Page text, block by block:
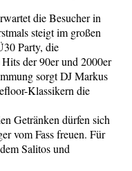
die Besucher in
steigt im großen
Party, die
der 90er und 2000er
sorgt DJ Markus
Klassikern die
Getränken dürfen sich
vom Fass freuen. Für
Salitos und